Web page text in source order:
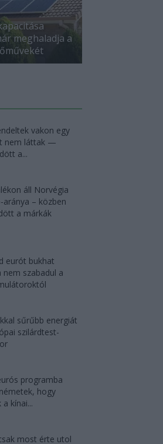
meghaladja a
vakon egy
nem láttak —
a...
áll Norvégia
aránya – közben
a márkák
eurót bukhat
nem szabadul a
sűrűbb energiát
szilárdtest-
programba
hogy
kínai...
most érte utol